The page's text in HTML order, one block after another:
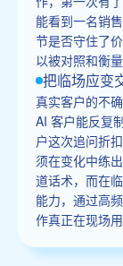
能看到一名销
节是否守住了
以被对照和衡量
把临场应变
真实客户的不
AI 客户能反复
户这次追问折
须在变化中练
道话术，而在
能力，通过高
作真正在现场用